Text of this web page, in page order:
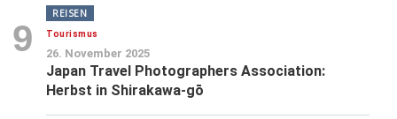
9
REISEN
Tourismus
26. November 2025
Japan Travel Photographers Association:
Herbst in Shirakawa-gō